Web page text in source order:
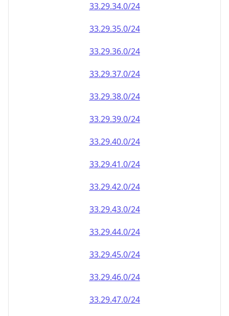
33.29.34.0/24
33.29.35.0/24
33.29.36.0/24
33.29.37.0/24
33.29.38.0/24
33.29.39.0/24
33.29.40.0/24
33.29.41.0/24
33.29.42.0/24
33.29.43.0/24
33.29.44.0/24
33.29.45.0/24
33.29.46.0/24
33.29.47.0/24